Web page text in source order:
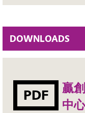
DOWNLOADS
PDF
贏
中